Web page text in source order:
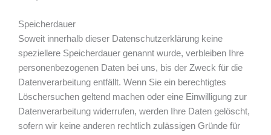
Speicherdauer
Soweit innerhalb dieser Datenschutzerklärung keine
speziellere Speicherdauer genannt wurde, verbleiben Ihre
personenbezogenen Daten bei uns, bis der Zweck für die
Datenverarbeitung entfällt. Wenn Sie ein berechtigtes
Löschersuchen geltend machen oder eine Einwilligung zur
Datenverarbeitung widerrufen, werden Ihre Daten gelöscht,
sofern wir keine anderen rechtlich zulässigen Gründe für